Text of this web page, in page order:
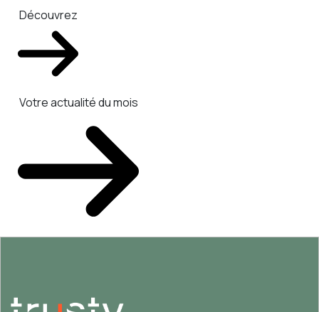
Découvrez
Votre actualité du mois